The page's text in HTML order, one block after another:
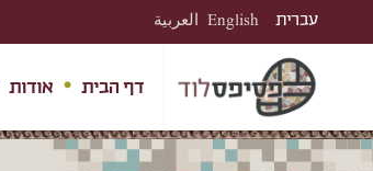
עברית English العربية
דף הבית אודות